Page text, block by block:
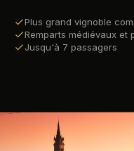
Plus grand vignoble
Remparts médiévaux et
Jusqu'à 7 passagers